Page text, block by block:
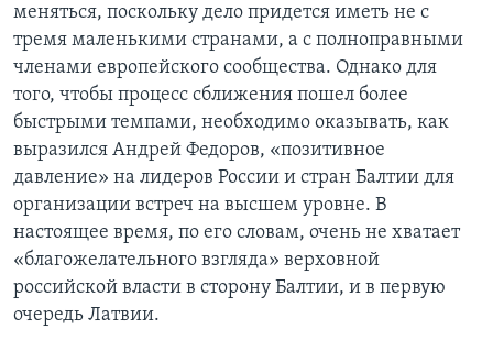
меняться, поскольку дело придется иметь не с
тремя маленькими странами, а с полноправными
членами европейского сообщества. Однако для
того, чтобы процесс сближения пошел более
быстрыми темпами, необходимо оказывать, как
выразился Андрей Федоров, «позитивное
давление» на лидеров России и стран Балтии для
организации встреч на высшем уровне. В
настоящее время, по его словам, очень не хватает
«благожелательного взгляда» верховной
российской власти в сторону Балтии, и в первую
очередь Латвии.